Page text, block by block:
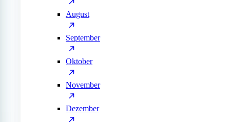
August
September
Oktober
November
Dezember